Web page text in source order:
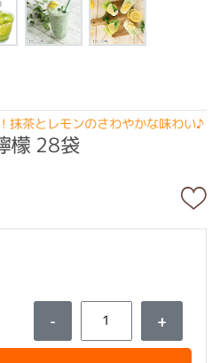
抹茶とレモンのさわやかな味わい♪
檬 28袋
- +